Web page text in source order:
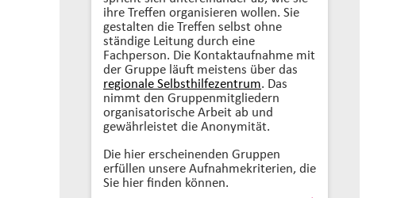
ihre Treffen organisieren wollen. Sie
gestalten die Treffen selbst ohne
ständige Leitung durch eine
Fachperson. Die Kontaktaufnahme mit
der Gruppe läuft meistens über das
regionale Selbsthilfezentrum. Das
nimmt den Gruppenmitgliedern
organisatorische Arbeit ab und
gewährleistet die Anonymität.
Die hier erscheinenden Gruppen
erfüllen unsere Aufnahmekriterien, die
Sie hier finden können.